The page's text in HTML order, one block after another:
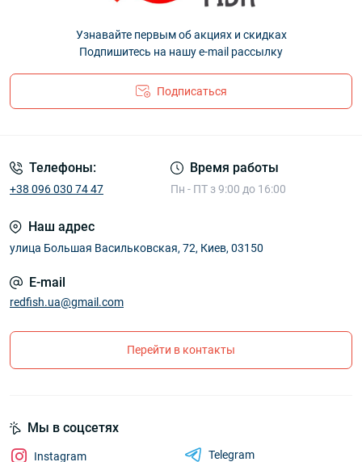
Узнавайте первым об акциях и скидках
Подпишитесь на нашу e-mail рассылку
Подписаться
Телефоны:
+38 096 030 74 47
Время работы
Пн - ПТ з 9:00 до 16:00
Наш адрес
улица Большая Васильковская, 72, Киев, 03150
E-mail
redfish.ua@gmail.com
Перейти в контакты
Мы в соцсетях
Instagram
Telegram